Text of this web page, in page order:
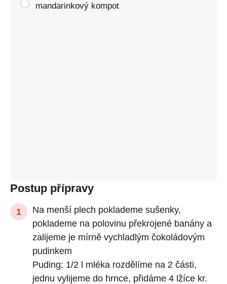
mandarinkový kompot
Postup přípravy
Na menší plech poklademe sušenky,
poklademe na polovinu překrojené banány a
zalijeme je mírně vychladlým čokoládovým
pudinkem
Puding: 1/2 l mléka rozdělíme na 2 části,
jednu vylijeme do hrnce, přidáme 4 lžíce kr.